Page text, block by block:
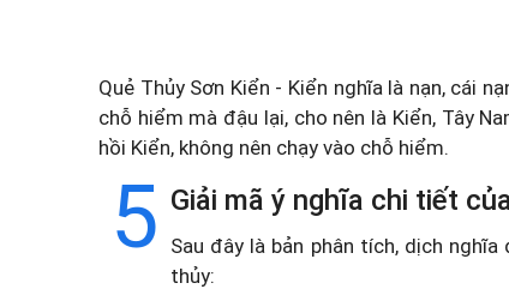
Quẻ Thủy Sơn Kiển - Kiển nghĩa là nạn, cái
chỗ hiểm mà đậu lại, cho nên là Kiển, Tây
hồi Kiển, không nên chạy vào chỗ hiểm.
5 Giải mã ý nghĩa chi tiết
Sau đây là bản phân tích, dịch
thủy: